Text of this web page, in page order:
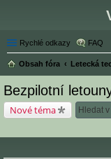
Rychlé odkazy FAQ
Obsah fóra Letecká
Bezpilotní
Nové téma